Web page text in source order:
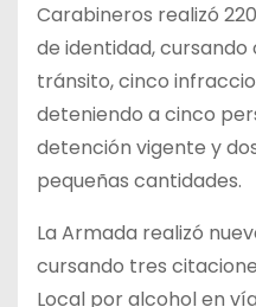
Carabineros realizó
de identidad,
tránsito, cinco
deteniendo a cinco
detención vigente y
pequeñas cantidades.
La Armada realizó
cursando tres
Local por alcohol en